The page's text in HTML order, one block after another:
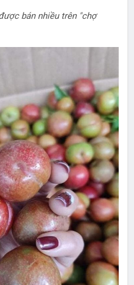
bán nhiều trên "chợ